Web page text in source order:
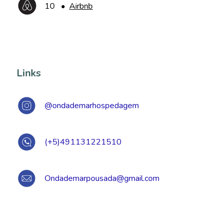
10 • Airbnb
Links
@ondademarhospedagem
(+5)491131221510
Ondademarpousada@gmail.com